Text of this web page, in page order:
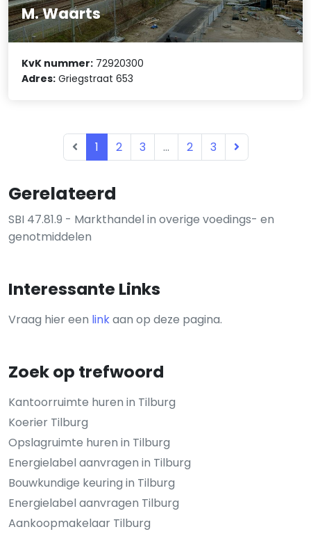
Gerelateerd
SBI 47.81.9 - Markthandel in overige voedings- en
genotmiddelen
Interessante Links
Vraag hier een linkaan op deze pagina.
Zoek op trefwoord
Kantoorruimte huren in Tilburg
Koerier Tilburg
Opslagruimte huren in Tilburg
Energielabel aanvragen in Tilburg
Bouwkundige keuring in Tilburg
Energielabel aanvragen Tilburg
Aankoopmakelaar Tilburg
M. Waarts
KvK nummer: 72920300
Adres: Griegstraat 653
1 2 3 ... 2 3